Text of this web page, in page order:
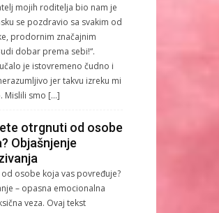
mojih roditelja bio nam je
se pozdravio sa svakim od
prodornim značajnim
dobar prema sebi!“.
je istovremeno čudno i
jer takvu izreku mi
Mislili smo […]
otrgnuti od osobe
Objašnjenje
osobe koja vas povređuje?
– opasna emocionalna
veza. Ovaj tekst